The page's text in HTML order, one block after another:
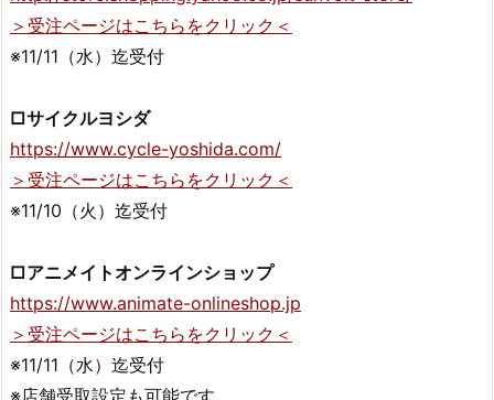
＞受注ページはこちらをクリック＜
※11/11（水）迄受付
□サイクルヨシダ
https://www.cycle-yoshida.com/
＞受注ページはこちらをクリック＜
※11/10（火）迄受付
□アニメイトオンラインショップ
https://www.animate-onlineshop.jp
＞受注ページはこちらをクリック＜
※11/11（水）迄受付